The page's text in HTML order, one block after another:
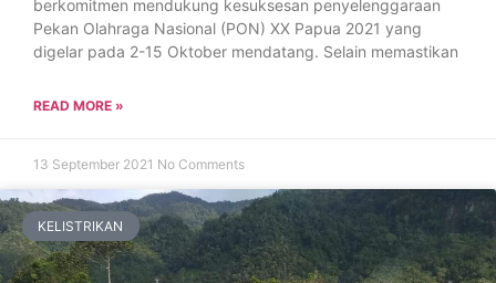
berkomitmen mendukung kesuksesan penyelenggaraan
Pekan Olahraga Nasional (PON) XX Papua 2021 yang
digelar pada 2-15 Oktober mendatang. Selain memastikan
READ MORE »
13 September 2021 No Comments
KELISTRIKAN